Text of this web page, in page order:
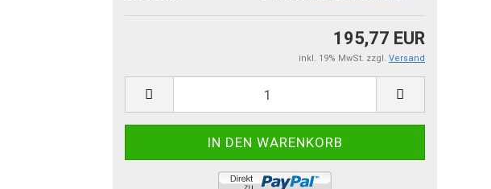
195,77 EUR
inkl. 19% MwSt. zzgl. Versand